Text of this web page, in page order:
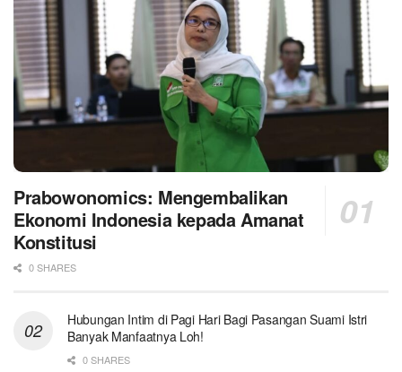
Prabowonomics: Mengembalikan
Ekonomi Indonesia kepada Amanat
Konstitusi
0 SHARES
Hubungan Intim di Pagi Hari Bagi Pasangan Suami Istri
Banyak Manfaatnya Loh!
0 SHARES